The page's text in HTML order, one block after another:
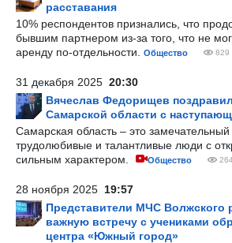
расставания
10% респондентов признались, что
бывшим партнером из-за того, что не
аренду по-отдельности.
Общество 829
31 декабря 2025 20:30
Вячеслав Федорищев
Самарской области с
Самарская область – это замечательный
трудолюбивые и талантливые люди с
сильным характером.
Общество
28 ноября 2025 19:57
Представители МЧС Волжского
важную встречу с учениками
центра «Южный город»